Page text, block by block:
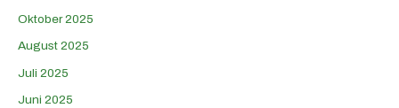
Oktober 2025
August 2025
Juli 2025
Juni 2025